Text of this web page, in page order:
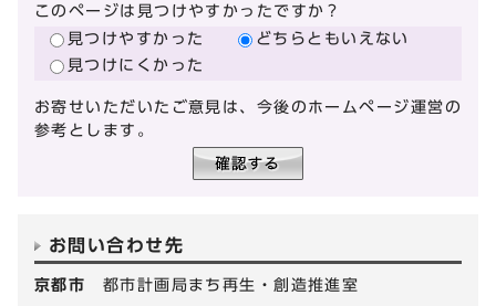
このページは見つけやすかったですか？
見つけやすかった
どちらともいえない
見つけにくかった
お寄せいただいたご意見は、今後のホームページ運営の
参考とします。
お問い合わせ先
京都市 都市計画局まち再生・創造推進室